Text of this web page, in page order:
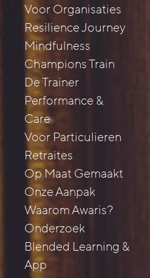
Voor Organisaties
Resilience Journey
Mindfulness
Champions Train
De Trainer
Performance &
Care
Voor Particulieren
Retraites
Op Maat Gemaakt
Onze Aanpak
Waarom Awaris?
Onderzoek
Blended Learning &
App